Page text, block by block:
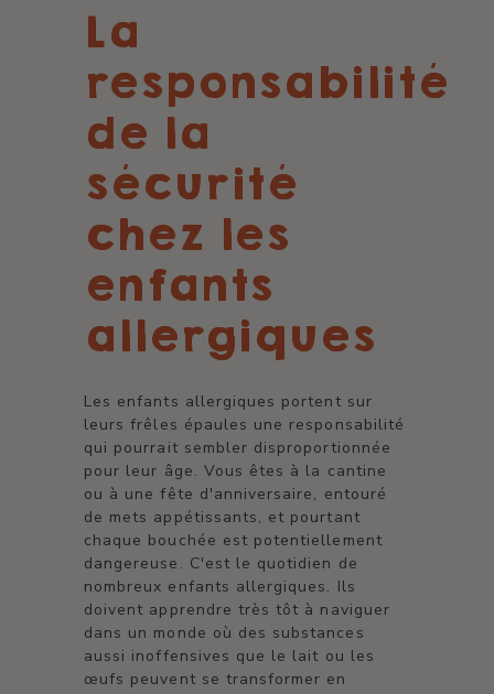
La
responsabilité
de la
sécurité
chez les
enfants
allergiques
Les enfants allergiques portent sur
leurs frêles épaules une responsabilité
qui pourrait sembler disproportionnée
pour leur âge. Vous êtes à la cantine
ou à une fête d'anniversaire, entouré
de mets appétissants, et pourtant
chaque bouchée est potentiellement
dangereuse. C'est le quotidien de
nombreux enfants allergiques. Ils
doivent apprendre très tôt à naviguer
dans un monde où des substances
aussi inoffensives que le lait ou les
œufs peuvent se transformer en